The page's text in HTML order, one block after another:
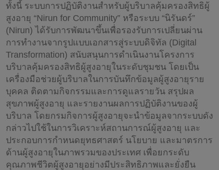
ทั้งนี้ ระบบการปฏิบัติงานสำหรับผู้บริบาลคุ้มครองสิทธิผู้
สูงอายุ “Nirun for Community” หรือระบบ “นิรันดร์”
(Nirun) ได้รับการพัฒนาขึ้นเพื่อรองรับการเปลี่ยนผ่าน
การทำงานจากรูปแบบเอกสารสู่ระบบดิจิทัล (Digital
Transformation) สนับสนุนการดำเนินงานโครงการ
บริบาลคุ้มครองสิทธิผู้สูงอายุในระดับชุมชน โดยเป็น
เครื่องมือช่วยผู้บริบาลในการบันทึกข้อมูลผู้สูงอายุราย
บุคคล ติดตามกิจกรรมและการดูแลรายวัน สรุปผล
สุขภาพผู้สูงอายุ และรายงานผลการปฏิบัติงานของผู้
บริบาล โดยกรมกิจการผู้สูงอายุจะนำข้อมูลจากระบบดัง
กล่าวไปใช้ในการวิเคราะห์สถานการณ์ผู้สูงอายุ และ
ประกอบการกำหนดยุทธศาสตร์ นโยบาย และมาตรการ
ด้านผู้สูงอายุในภาพรวมของประเทศ เพื่อยกระดับ
คุณภาพชีวิตผู้สูงอายุอย่างมีประสิทธิภาพและยั่งยืน